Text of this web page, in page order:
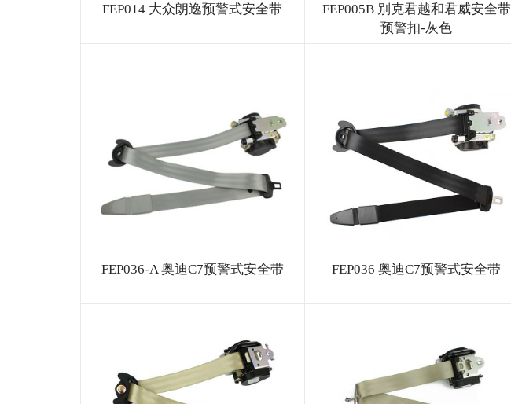
FEP014 大众朗逸预警式安全带
FEP005B 别克君越和君威安全带
预警扣-灰色
FEP036-A 奥迪C7预警式安全带 FEP036 奥迪C7预警式安全带